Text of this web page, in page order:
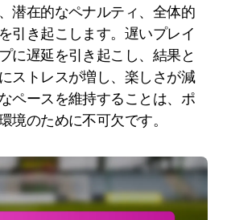
潜在的なペナルティ、全体的
引き起こします。遅いプレイ
に遅延を引き起こし、結果と
ストレスが増し、楽しさが減
ペースを維持することは、ポ
境のために不可欠です。